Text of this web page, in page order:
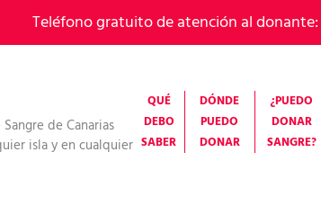
Teléfono gratuito de atención al donante:
de Canarias
isla y en cualquier
QUÉ
DEBO
SABER
DÓNDE
PUEDO
DONAR
¿PUEDO
DONAR
SANGRE?